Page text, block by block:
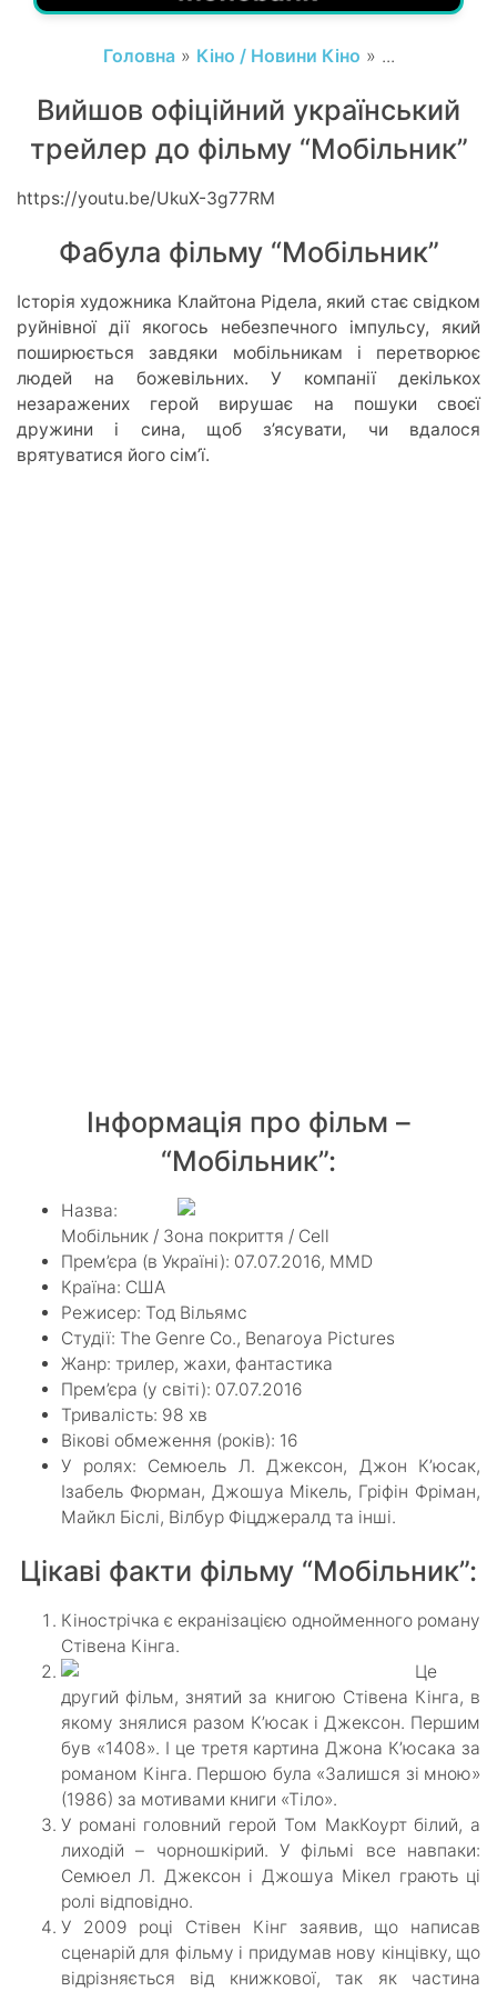
Головна» Кіно / Новини Кіно » ...
Вийшов офіційний український
трейлер до фільму “Мобільник”
https://youtu.be/UkuX-3g77RM
Фабула фільму “Мобільник”
Історія художника Клайтона Рідела, який стає свідком
руйнівної дії якогось небезпечного імпульсу, який
поширюється завдяки мобільникам і перетворює
людей на божевільних. У компанії декількох
незаражених герой вирушає на пошуки своєї
дружини і сина, щоб з’ясувати, чи вдалося
врятуватися його сім’ї.
Інформація про фільм –
“Мобільник”:
Назва:
Мобільник / Зона покриття / Cell
Прем’єра (в Україні): 07.07.2016, MMD
Країна: США
Режисер: Тод Вільямс
Студії: The Genre Co., Benaroya Pictures
Жанр: трилер, жахи, фантастика
Прем’єра (у світі): 07.07.2016
Тривалість: 98 хв
Вікові обмеження (років): 16
У ролях: Семюель Л. Джексон, Джон К’юсак,
Ізабель Фюрман, Джошуа Мікель, Гріфін Фріман,
Майкл Біслі, Вілбур Фіцджералд та інші.
Цікаві факти фільму “Мобільник”:
Кінострічка є екранізацією однойменного роману
Стівена Кінга.
Це
другий фільм, знятий за книгою Стівена Кінга, в
якому знялися разом К’юсак і Джексон. Першим
був «1408». І це третя картина Джона К’юсака за
романом Кінга. Першою була «Залишся зі мною»
(1986) за мотивами книги «Тіло».
У романі головний герой Том МакКоурт білий, а
лиходій – чорношкірий. У фільмі все навпаки:
Семюел Л. Джексон і Джошуа Мікел грають ці
ролі відповідно.
У 2009 році Стівен Кінг заявив, що написав
сценарій для фільму і придумав нову кінцівку, що
відрізняється від книжкової, так як частина